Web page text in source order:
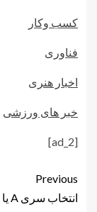
کسب وکار
فناوری
اخبار هنری
خبر های ورزشی
[ad_2]
Previous